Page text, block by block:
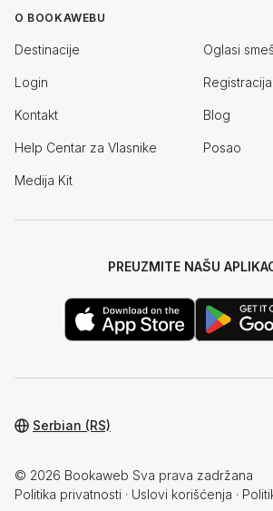
O BOOKAWEBU
Destinacije Oglasi
Login Registracija
Kontakt Blog
Help Centar za Vlasnike Posao
Medija Kit
PREUZMITE NAŠU
© 2026 Bookaweb Sva prava zadržana
Politika privatnosti · Uslovi korišćenja ·
Serbian (RS)